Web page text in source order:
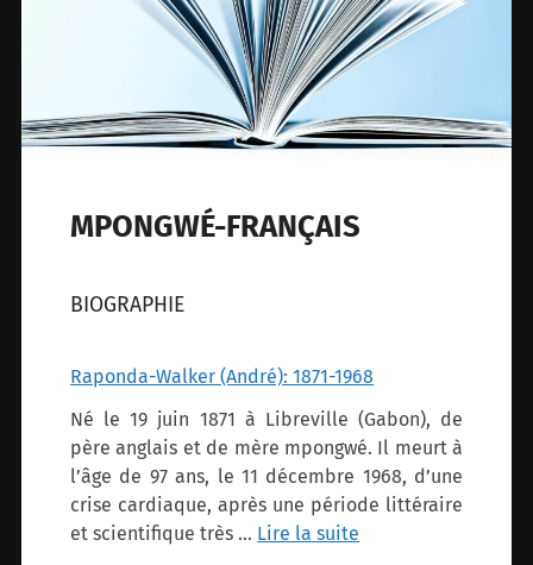
MPONGWÉ-FRANÇAIS
BIOGRAPHIE
Raponda-Walker (André): 1871-1968
Né le 19 juin 1871 à Libreville (Gabon), de
père anglais et de mère mpongwé. Il meurt à
l’âge de 97 ans, le 11 décembre 1968, d’une
crise cardiaque, après une période littéraire
et scientifique très … Lire la suite